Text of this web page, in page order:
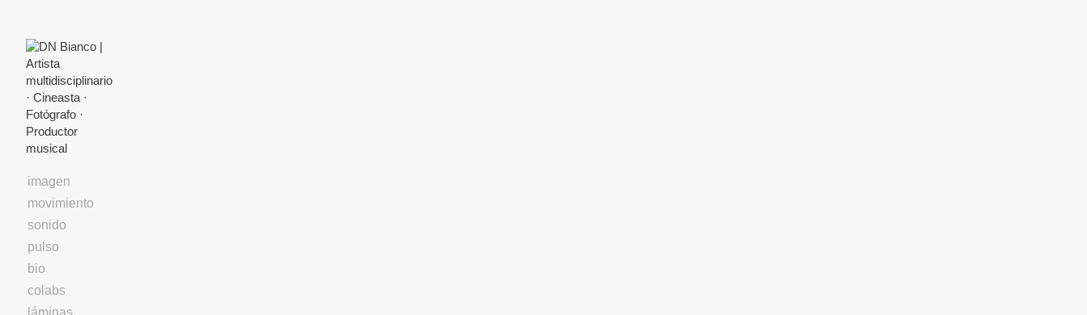
Content
imagen
movimiento
sonido
pulso
bio
colabs
láminas